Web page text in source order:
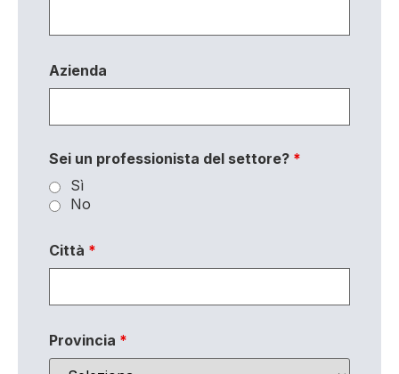
Azienda
Sei un professionista del settore? *
Sì
No
Città *
Provincia *